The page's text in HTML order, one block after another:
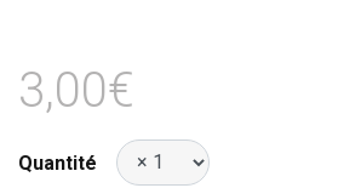
3,00€
Quantité